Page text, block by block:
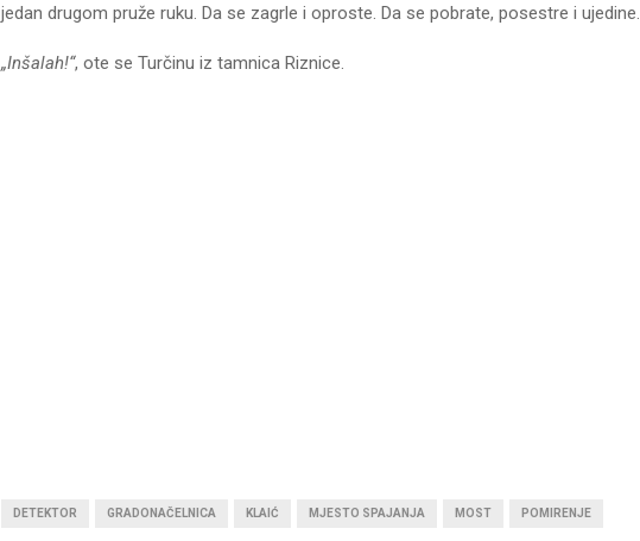
jedan drugom pruže ruku. Da se zagrle i oproste. Da se pobrate, posestre i ujedine.
„Inšalah!“, ote se Turčinu iz tamnica Riznice.
DETEKTOR GRADONAČELNICA KLAIĆ MJESTO SPAJANJA MOST POMIRENJE